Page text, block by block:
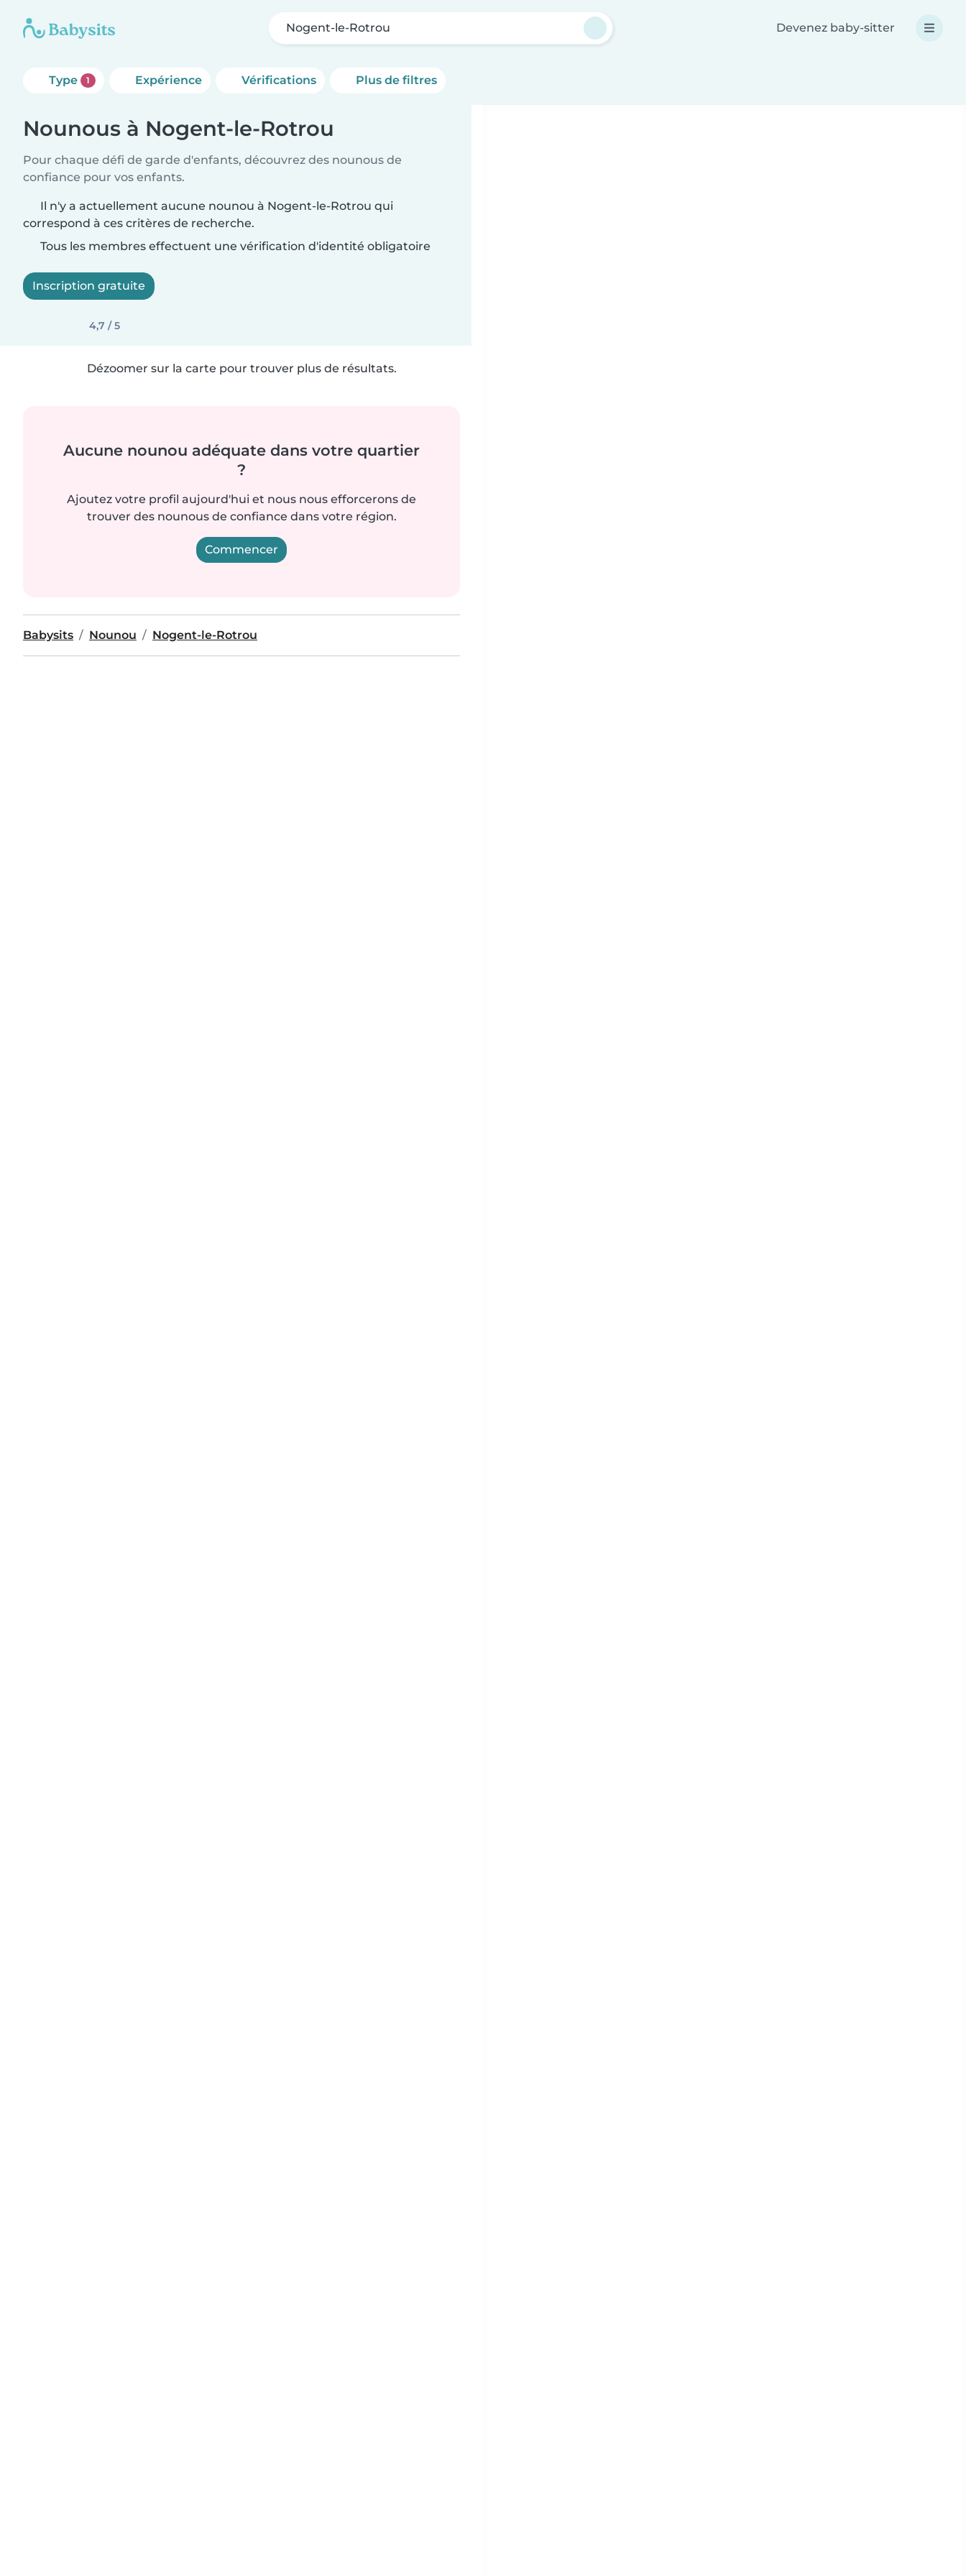
Nogent-le-Rotrou Devenez baby-sitter
Type 1 Expérience Vérifications Plus de filtres
Nounous à Nogent-le-Rotrou
Pour chaque défi de garde d'enfants, découvrez des nounous de
confiance pour vos enfants.
Il n'y a actuellement aucune nounou à Nogent-le-Rotrou qui
correspond à ces critères de recherche.
Tous les membres effectuent une vérification d'identité obligatoire
Inscription gratuite
4,7 / 5
Dézoomer sur la carte pour trouver plus de résultats.
Aucune nounou adéquate dans votre quartier
?
Ajoutez votre profil aujourd'hui et nous nous efforcerons de
trouver des nounous de confiance dans votre région.
Commencer
Babysits Nounou Nogent-le-Rotrou